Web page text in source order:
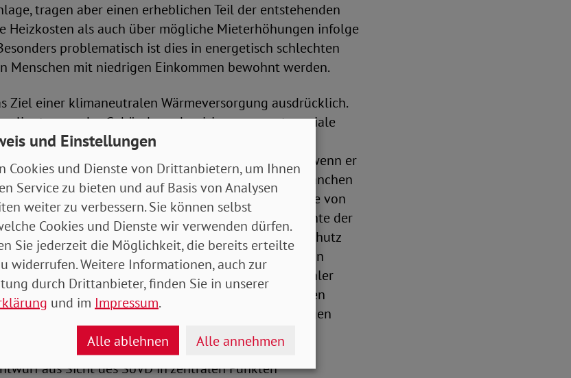
tragen aber einen erheblichen Teil der entstehenden
Heizkosten als auch über mögliche Mieterhöhungen infolge
problematisch ist dies in energetisch schlechten
Menschen mit niedrigen Einkommen bewohnt werden.
Ziel einer klimaneutralen Wärmeversorgung ausdrücklich.
muss das Gebäudemodernisierungsgesetz soziale
und wirksamen Klimaschutz gleichermaßen
ist der Vorstoß ein deutlicher Rückschritt, auch wenn er
für Eigentümer*innen sowie die Branchen
ob damit die anhaltend niedrige Sanierungsquote von
werden kann. Ausdrücklich begrüßen möchte der
Referentenentwurfs eine Einigung zum besseren Schutz
Insbesondere die vorgesehene Beteiligung von
Gasnetzentgelten und Mehrkosten klimaneutraler
Schritt hin zu mehr sozialer Fairness. Damit werden
finanziellen Folgen ihrer Investitionsentscheidungen
für klimafreundlichere Heizsysteme gesetzt.
aus Sicht des SoVD in zentralen Punkten
und Einstellungen
Cookies und Dienste von Drittanbietern, um Ihnen
Service zu bieten und auf Basis von Analysen
weiter zu verbessern. Sie können selbst
Cookies und Dienste wir verwenden dürfen.
Sie jederzeit die Möglichkeit, die bereits erteilte
widerrufen. Weitere Informationen, auch zur
durch Drittanbieter, finden Sie in unserer
und im Impressum.
Alle ablehnen Alle annehmen